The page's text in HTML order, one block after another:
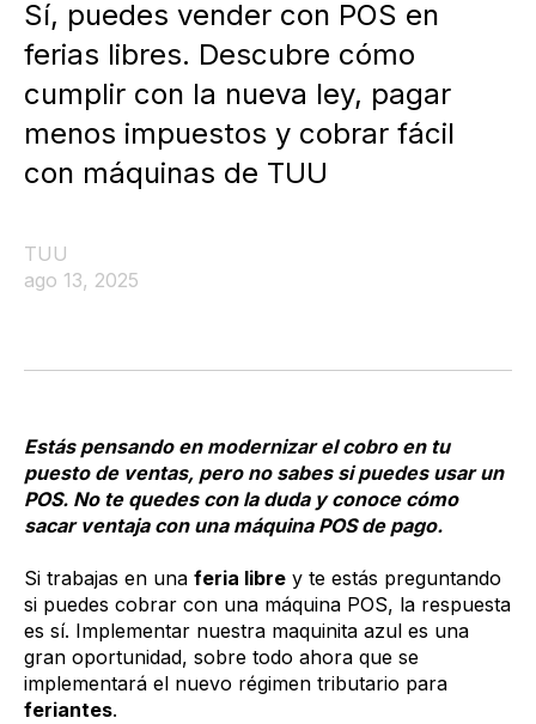
Sí, puedes vender con POS en
ferias libres. Descubre cómo
cumplir con la nueva ley, pagar
menos impuestos y cobrar fácil
con máquinas de TUU
TUU
ago 13, 2025
Estás pensando en modernizar el cobro en tu
puesto de ventas, pero no sabes si puedes usar un
POS. No te quedes con la duda y conoce cómo
sacar ventaja con una máquina POS de pago.
Si trabajas en una feria libre y te estás preguntando
si puedes cobrar con una máquina POS, la respuesta
es sí. Implementar nuestra maquinita azul es una
gran oportunidad, sobre todo ahora que se
implementará el nuevo régimen tributario para
feriantes.